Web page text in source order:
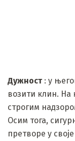
Дужност: у
возити клин. На
строгим
Осим тога,
претворе у